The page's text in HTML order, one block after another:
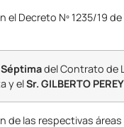
Decreto Nº 1235/19 de
del Contrato de
y elSr. GILBERTO
las respectivas